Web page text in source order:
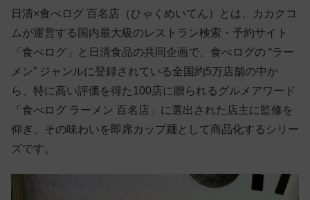
日清×食べログ 百名店（ひゃくめいてん）とは、カカクコ
ムが運営する国内最大級のレストラン検索・予約サイト
「食べログ」と日清食品の共同企画で、食べログの “ラー
メン” ジャンルに登録されている全国約5万店舗の中か
ら、特に高い評価を得た100店に贈られるグルメアワード
「食べログ ラーメン 百名店」に選出された店主に監修を
仰ぎ、その味わいを即席カップ麺として商品化するシリー
ズです。